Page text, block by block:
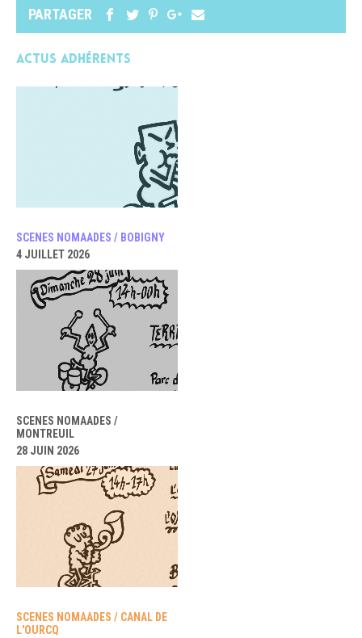
PARTAGER
Actus adhérents
SCENES NOMAADES / BOBIGNY
4 JUILLET 2026
SCENES NOMAADES /
MONTREUIL
28 JUIN 2026
SCENES NOMAADES / CANAL DE
L'OURCQ